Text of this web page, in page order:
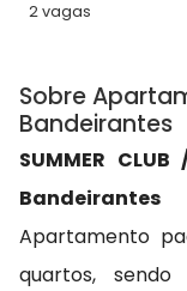
2 vagas
Sobre
Bandeirantes
SUMMER
Bandeirantes
Apartamento
quartos,